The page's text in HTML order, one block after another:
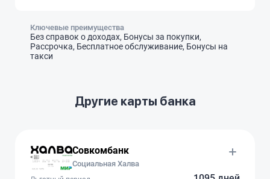
Ключевые преимущества
Без справок о доходах, Бонусы за покупки,
Рассрочка, Бесплатное обслуживание, Бонусы на
такси
Другие карты банка
Совкомбанк
Социальная Халва